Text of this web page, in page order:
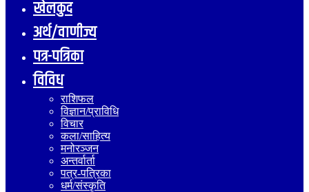
खेलकुद
अर्थ/वाणीज्य
पत्र-पत्रिका
विविध
राशिफल
विज्ञान/प्राविधि
विचार
कला/साहित्य
मनोरञ्जन
अन्तर्वार्ता
पत्र-पत्रिका
धर्म/संस्कृति